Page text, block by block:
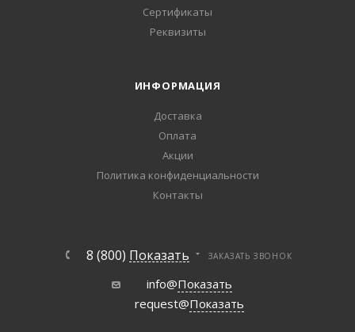
Сертификаты
Реквизиты
ИНФОРМАЦИЯ
Доставка
Оплата
Акции
Политика конфиденциальности
Контакты
8 (800) Показать ЗАКАЗАТЬ ЗВОНОК
info@Показать
request@Показать